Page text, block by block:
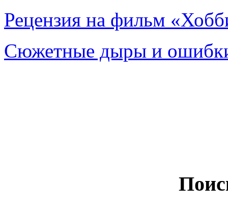
Рецензия на фильм
Сюжетные дыры и